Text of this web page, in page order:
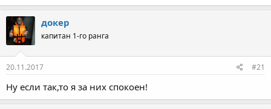
докер
капитан 1-го ранга
20.11.2017 #21
Ну если так,то я за них спокоен!